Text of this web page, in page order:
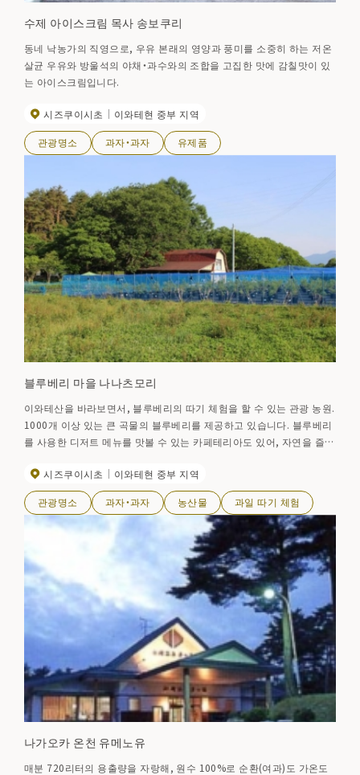
수제 아이스크림 목사 송보쿠리
동네 낙농가의 직영으로, 우유 본래의 영양과 풍미를 소중히 하는 저온
살균 우유와 방울석의 야채・과수와의 조합을 고집한 맛에 감칠맛이 있
는 아이스크림입니다.
시즈쿠이시초 이와테현 중부 지역
관광명소 과자・과자 유제품
블루베리 마을 나나츠모리
이와테산을 바라보면서, 블루베리의 따기 체험을 할 수 있는 관광 농원.
1000개 이상 있는 큰 곡물의 블루베리를 제공하고 있습니다. 블루베리
를 사용한 디저트 메뉴를 맛볼 수 있는 카페테리아도 있어, 자연을 즐기
일(월)~9월 상순(예정)
시즈쿠이시초 이와테현 중부 지역
관광명소 과자・과자 농산물 과일 따기 체험
나가오카 온천 유메노유
매분 720리터의 용출량을 자랑해, 원수 100%로 순환(여과)도 가온도